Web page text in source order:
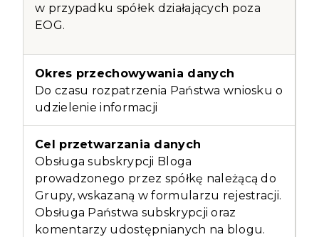
w przypadku spółek działających poza
EOG.
Do czasu rozpatrzenia Państwa wniosku o
udzielenie informacji
Obsługa subskrypcji Bloga
prowadzonego przez spółkę należącą do
Grupy, wskazaną w formularzu rejestracji.
Obsługa Państwa subskrypcji oraz
komentarzy udostępnianych na blogu.